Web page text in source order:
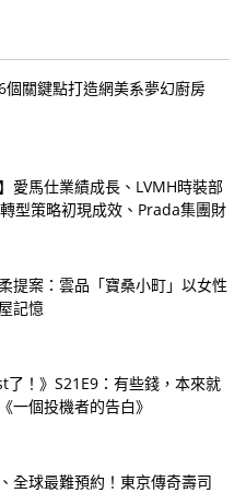
關鍵點打造網美系夢幻廚房
愛馬仕業績成長、LVMH時裝部
型策略初現成效、Prada集團財
提案：雲品「寶桑小町」以女性
記憶
了！》S21E9：有些錢，本來就
個投機者的告白》
全球最難預約！東京傳奇壽司